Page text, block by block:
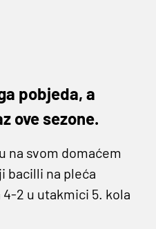
pobjeda, a
ove sezone.
na svom domaćem
bacilli na pleća
2 u utakmici 5. kola